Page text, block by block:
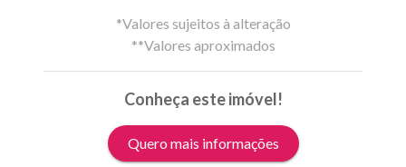
*Valores sujeitos à alteração
**Valores aproximados
Conheça este imóvel!
Quero mais informações